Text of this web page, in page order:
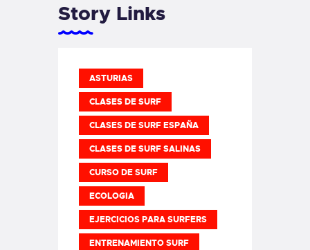
Story Links
ASTURIAS
CLASES DE SURF
CLASES DE SURF ESPAÑA
CLASES DE SURF SALINAS
CURSO DE SURF
ECOLOGIA
EJERCICIOS PARA SURFERS
ENTRENAMIENTO SURF